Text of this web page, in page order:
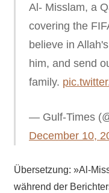
Al- Misslam, a
covering the
believe in
him, and send
family.
— Gulf-Times
December 10,
Übersetzung: »Al-
während der